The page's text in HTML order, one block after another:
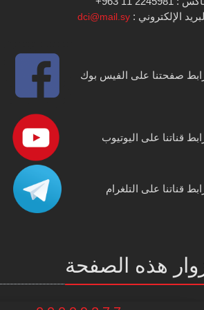
الإلكتروني : dci@mail.sy
صفحتنا على الفيس بوك
قناتنا على اليوتيوب
قناتنا على التلغرام
هذه الصفحة